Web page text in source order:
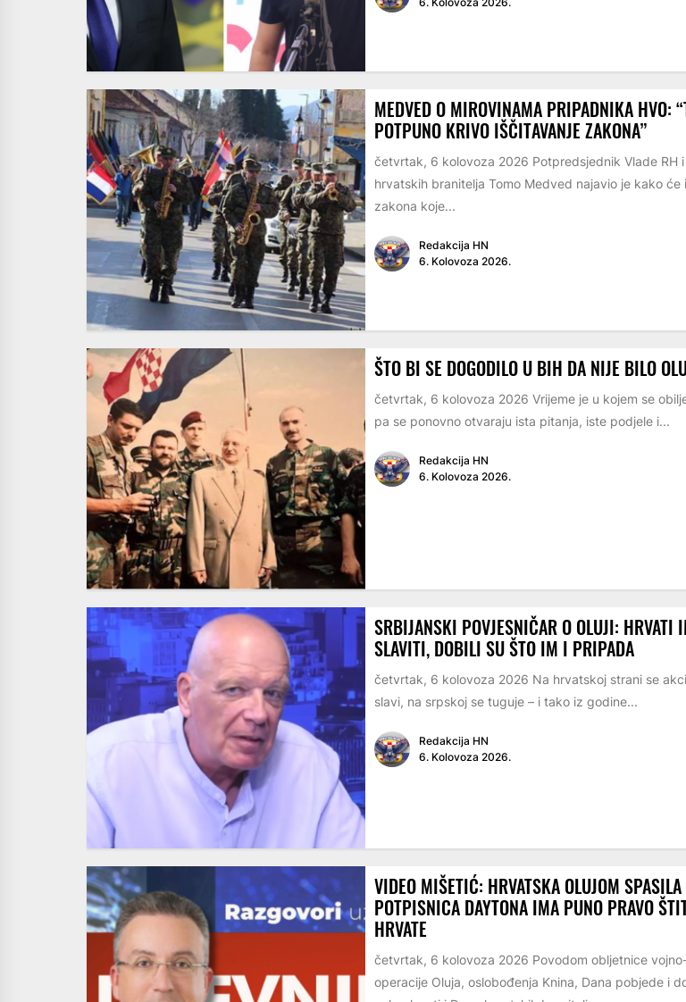
MEDVED O MIROVINAMA PRIPADNIKA HVO:
POTPUNO KRIVO IŠČITAVANJE ZAKONA”
četvrtak, 6 kolovoza 2026 Potpredsjednik Vlade RH
hrvatskih branitelja Tomo Medved najavio je kako će
zakona koje...
Redakcija HN
6. Kolovoza 2026.
ŠTO BI SE DOGODILO U BIH DA NIJE BILO
četvrtak, 6 kolovoza 2026 Vrijeme je u kojem se
pa se ponovno otvaraju ista pitanja, iste podjele i...
Redakcija HN
6. Kolovoza 2026.
SRBIJANSKI POVJESNIČAR O OLUJI: HRVATI
SLAVITI, DOBILI SU ŠTO IM I PRIPADA
četvrtak, 6 kolovoza 2026 Na hrvatskoj strani se
slavi, na srpskoj se tuguje – i tako iz godine...
Redakcija HN
6. Kolovoza 2026.
VIDEO MIŠETIĆ: HRVATSKA OLUJOM
POTPISNICA DAYTONA IMA PUNO PRAVO
HRVATE
četvrtak, 6 kolovoza 2026 Povodom obljetnice
operacije Oluja, oslobođenja Knina, Dana pobjede i